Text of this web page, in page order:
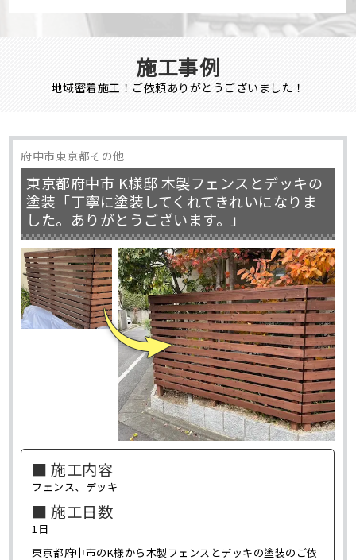
施工事例
地域密着施工！ご依頼ありがとうございました！
府中市東京都その他
東京都府中市 K様邸 木製フェンスとデッキの
塗装「丁寧に塗装してくれてきれいになりま
した。ありがとうございます。」
■ 施工内容
フェンス、デッキ
■ 施工日数
1日
東京都府中市のK様から木製フェンスとデッキの塗装のご依